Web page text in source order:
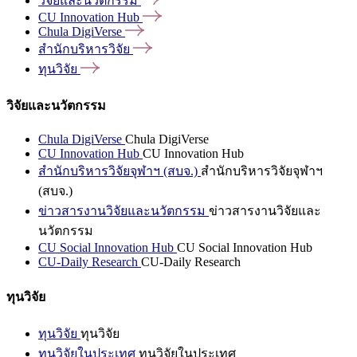
CU Innovation Hub
Chula DigiVerse
สำนักบริหารวิจัย
ทุนวิจัย
วิจัยและนวัตกรรม
Chula DigiVerse Chula DigiVerse
CU Innovation Hub CU Innovation Hub
สำนักบริหารวิจัยจุฬาฯ (สบจ.) สำนักบริหารวิจัยจุฬาฯ
(สบจ.)
ข่าวสารงานวิจัยและนวัตกรรม ข่าวสารงานวิจัยและ
นวัตกรรม
CU Social Innovation Hub CU Social Innovation Hub
CU-Daily Research CU-Daily Research
ทุนวิจัย
ทุนวิจัย ทุนวิจัย
ทุนวิจัยในประเทศ ทุนวิจัยในประเทศ